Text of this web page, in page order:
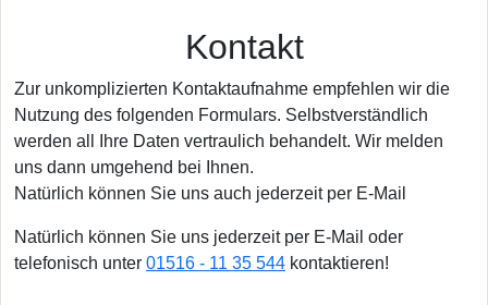
Kontakt
Zur unkomplizierten Kontaktaufnahme empfehlen wir die
Nutzung des folgenden Formulars. Selbstverständlich
werden all Ihre Daten vertraulich behandelt. Wir melden
uns dann umgehend bei Ihnen.
Natürlich können Sie uns auch jederzeit per E-Mail
Natürlich können Sie uns jederzeit per E-Mail oder
telefonisch unter 01516 - 11 35 544 kontaktieren!